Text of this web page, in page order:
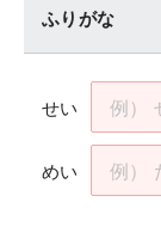
ふりがな
せい
めい